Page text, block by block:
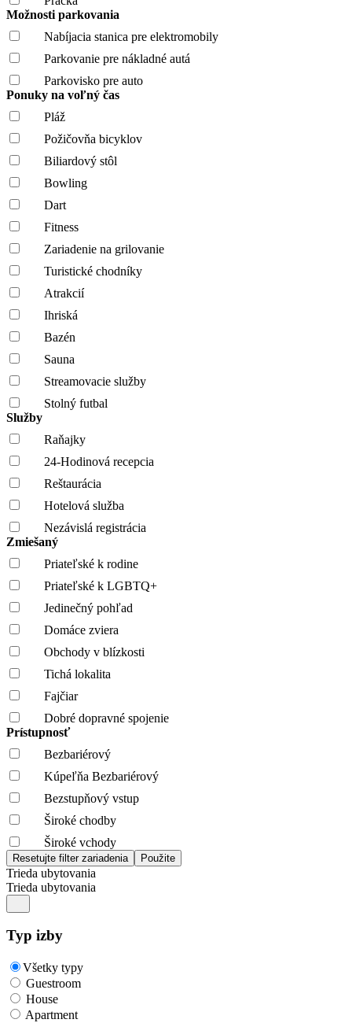
Možnosti parkovania
Nabíjacia stanica pre elektromobily
Parkovanie pre nákladné autá
Parkovisko pre auto
Ponuky na voľný čas
Pláž
Požičovňa bicyklov
Biliardový stôl
Bowling
Dart
Fitness
Zariadenie na grilovanie
Turistické chodníky
Atrakcií
Ihriská
Bazén
Sauna
Streamovacie služby
Stolný futbal
Služby
Raňajky
24-Hodinová recepcia
Reštaurácia
Hotelová služba
Nezávislá registrácia
Zmiešaný
Priateľské k rodine
Priateľské k LGBTQ+
Jedinečný pohľad
Domáce zviera
Obchody v blízkosti
Tichá lokalita
Fajčiar
Dobré dopravné spojenie
Prístupnosť
Bezbariérový
Kúpeľňa Bezbariérový
Bezstupňový vstup
Široké chodby
Široké vchody
Trieda ubytovania
Trieda ubytovania
Typ izby
Všetky typy
Guestroom
House
Apartment